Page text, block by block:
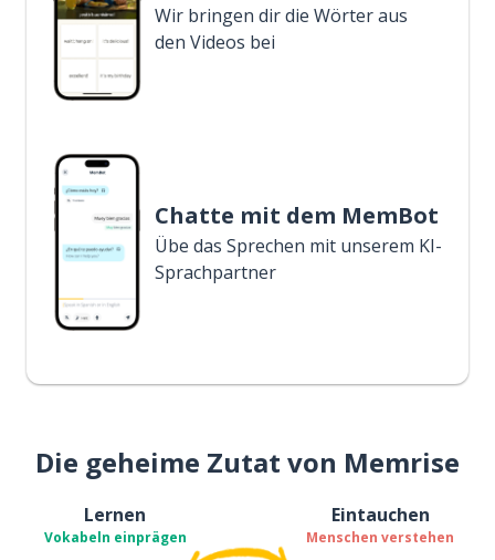
Wir bringen dir die Wörter aus
den Videos bei
Chatte mit dem MemBot
Übe das Sprechen mit unserem KI-
Sprachpartner
Die geheime Zutat von Memrise
Lernen
Vokabeln einprägen
Eintauchen
Menschen verstehen